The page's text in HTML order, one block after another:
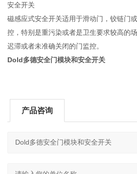
安全开关
磁感应式安全开关适用于滑动门，铰链门
控，特别是重污染或者是卫生要求较高的
迟滞或者未准确关闭的门监控。
Dold多德安全门模块和安全开关
产品咨询